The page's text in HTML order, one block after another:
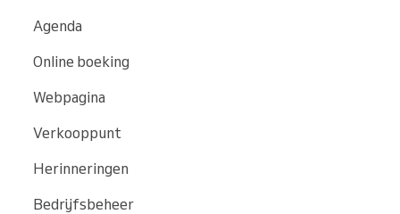
Agenda
Online boeking
Webpagina
Verkooppunt
Herinneringen
Bedrijfsbeheer